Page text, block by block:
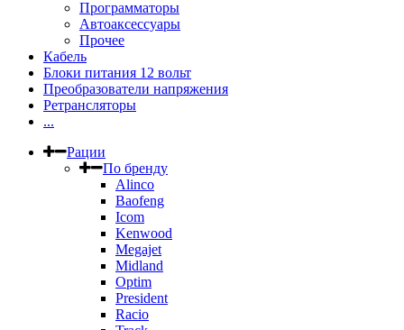
Программаторы
Автоаксессуары
Прочее
Кабель
Блоки питания 12 вольт
Преобразователи напряжения
Ретрансляторы
...
Рации
По бренду
Alinco
Baofeng
Icom
Kenwood
Megajet
Midland
Optim
President
Racio